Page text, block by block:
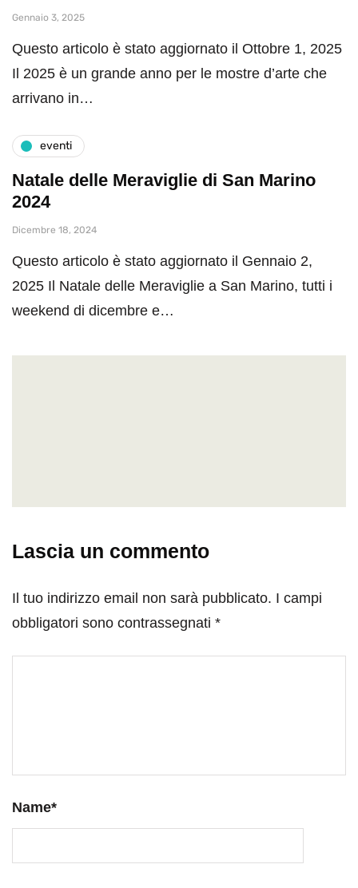
Gennaio 3, 2025
Questo articolo è stato aggiornato il Ottobre 1, 2025
Il 2025 è un grande anno per le mostre d’arte che
arrivano in…
eventi
Natale delle Meraviglie di San Marino
2024
Dicembre 18, 2024
Questo articolo è stato aggiornato il Gennaio 2,
2025 Il Natale delle Meraviglie a San Marino, tutti i
weekend di dicembre e…
Lascia un commento
Il tuo indirizzo email non sarà pubblicato. I campi
obbligatori sono contrassegnati *
Name*